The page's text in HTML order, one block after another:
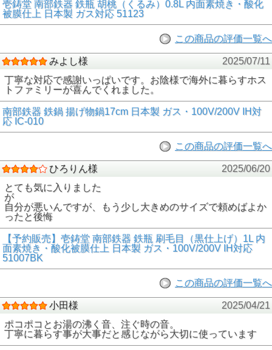
壱鋳堂 南部鉄器 鉄瓶 胡桃（くるみ）0.8L 内面素焼き・酸化
被膜仕上 日本製 ガス対応 51123
この商品の評価一覧へ
みよし様
2025/07/11
丁寧な対応で感謝いっぱいです。お陰様で海外に暮らすホス
トファミリーが喜んでくれました。
南部鉄器 鉄鍋 揚げ物鍋17cm 日本製 ガス・100V/200V IH対
応 IC-010
この商品の評価一覧へ
ひろりん様
2025/06/20
とても気に入りました
が
自分が悪いんですが、もう少し大きめのサイズで頼めばよか
ったと後悔
【予約販売】壱鋳堂 南部鉄器 鉄瓶 刷毛目（黒仕上げ）1L 内
面素焼き・酸化被膜仕上 日本製 ガス・100V/200V IH対応
51007BK
この商品の評価一覧へ
小田様
2025/04/21
ポコポコとお湯の沸く音、注ぐ時の音。
丁寧に暮らす事が大事だと感じながら大切に使っています